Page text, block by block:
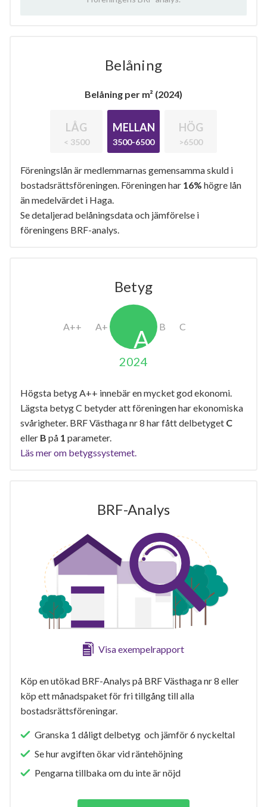
Belåning
Belåning per m² (2024)
LÅG
< 3500
MELLAN
3500-6500
HÖG
>6500
Föreningslån är medlemmarnas gemensamma skuld i
bostadsrättsföreningen. Föreningen har 16% högre lån
än medelvärdet i Haga.
Se detaljerad belåningsdata och jämförelse i
föreningens BRF-analys.
Betyg
2024
Högsta betyg A++ innebär en mycket god ekonomi.
Lägsta betyg C betyder att föreningen har ekonomiska
svårigheter. BRF Västhaga nr 8 har fått delbetyget C
eller B på 1 parameter.
Läs mer om betygssystemet.
BRF-Analys
Visa exempelrapport
Köp en utökad BRF-Analys på BRF Västhaga nr 8 eller
köp ett månadspaket för fri tillgång till alla
bostadsrättsföreningar.
Granska 1 dåligt delbetyg och jämför 6 nyckeltal
Se hur avgiften ökar vid räntehöjning
Pengarna tillbaka om du inte är nöjd